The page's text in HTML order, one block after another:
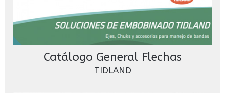
Catálogo General Flechas
TIDLAND